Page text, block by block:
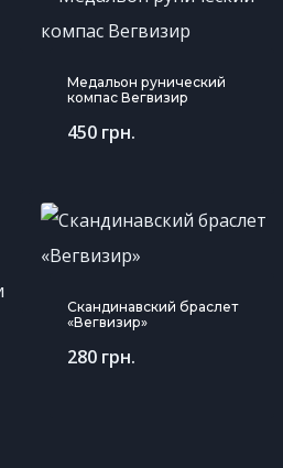
Медальон рунический
компас Вегвизир
450 грн.
Скандинавский браслет
«Вегвизир»
280 грн.